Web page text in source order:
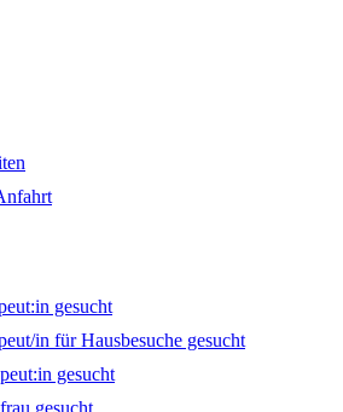
gesucht
in für Hausbesuche gesucht
gesucht
gesucht